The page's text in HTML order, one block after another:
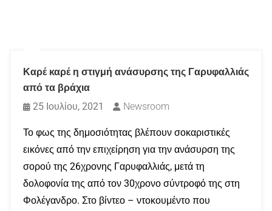
Καρέ καρέ η στιγμή ανάσυρσης της Γαρυφαλλιάς
από τα βράχια
25 Ιουλίου, 2021
Newsroom
Το φως της δημοσιότητας βλέπουν σοκαριστικές
εικόνες από την επιχείρηση για την ανάσυρση της
σορού της 26χρονης Γαρυφαλλιάς, μετά τη
δολοφονία της από τον 30χρονο σύντροφό της στη
Φολέγανδρο. Στο βίντεο – ντοκουμέντο που